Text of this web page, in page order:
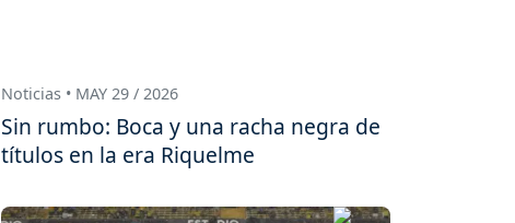
Noticias • MAY 29 / 2026
Sin rumbo: Boca y una racha negra de
títulos en la era Riquelme